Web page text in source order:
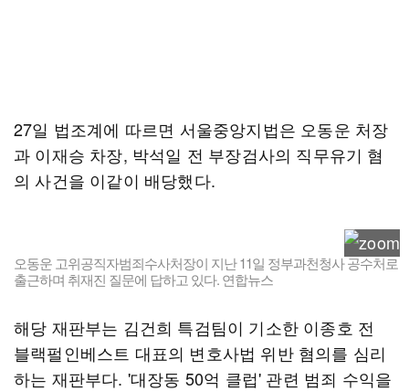
27일 법조계에 따르면 서울중앙지법은 오동운 처장
과 이재승 차장, 박석일 전 부장검사의 직무유기 혐
의 사건을 이같이 배당했다.
오동운 고위공직자범죄수사처장이 지난 11일 정부과천청사 공수처로
출근하며 취재진 질문에 답하고 있다. 연합뉴스
해당 재판부는 김건희 특검팀이 기소한 이종호 전
블랙펄인베스트 대표의 변호사법 위반 혐의를 심리
하는 재판부다. '대장동 50억 클럽' 관련 범죄 수익을